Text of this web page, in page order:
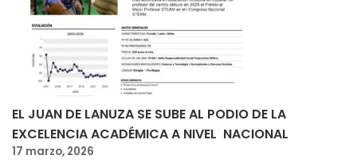
EL JUAN DE LANUZA SE SUBE AL PODIO DE LA
EXCELENCIA ACADÉMICA A NIVEL NACIONAL
17 marzo, 2026